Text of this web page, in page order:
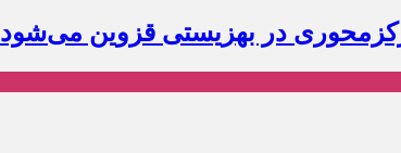
در بهزیستی قزوین می‌شود